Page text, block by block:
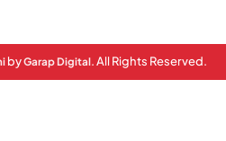
byGarap Digital. All Rights Reserved.